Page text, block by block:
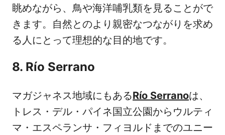
眺めながら、鳥や海洋哺乳類を見ることがで
きます。自然とのより親密なつながりを求め
る人にとって理想的な目的地です。
8. Río Serrano
マガジャネス地域にもあるRío Serranoは、
トレス・デル・パイネ国立公園からウルティ
マ・エスペランサ・フィヨルドまでのユニー